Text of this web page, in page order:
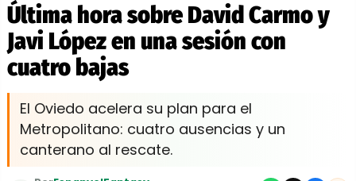
Última hora sobre David Carmo y
Javi López en una sesión con
cuatro bajas
El Oviedo acelera su plan para el
Metropolitano: cuatro ausencias y un
canterano al rescate.